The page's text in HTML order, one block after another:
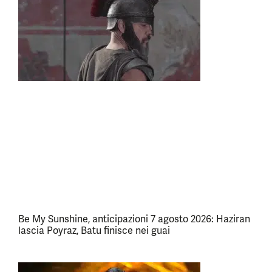
Be My Sunshine, anticipazioni 7 agosto 2026: Haziran
lascia Poyraz, Batu finisce nei guai